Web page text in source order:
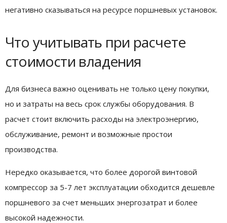
негативно сказываться на ресурсе поршневых установок.
Что учитывать при расчете
стоимости владения
Для бизнеса важно оценивать не только цену покупки,
но и затраты на весь срок службы оборудования. В
расчет стоит включить расходы на электроэнергию,
обслуживание, ремонт и возможные простои
производства.
Нередко оказывается, что более дорогой винтовой
компрессор за 5-7 лет эксплуатации обходится дешевле
поршневого за счет меньших энергозатрат и более
высокой надежности.